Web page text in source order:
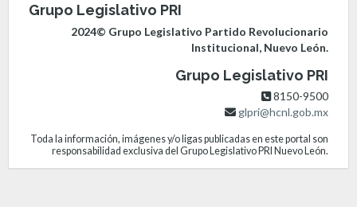
Grupo Legislativo PRI
2024© Grupo Legislativo Partido Revolucionario
Institucional, Nuevo León.
Grupo Legislativo PRI
8150-9500
glpri@hcnl.gob.mx
Toda la información, imágenes y/o ligas publicadas en este portal son
responsabilidad exclusiva del Grupo Legislativo PRI Nuevo León.